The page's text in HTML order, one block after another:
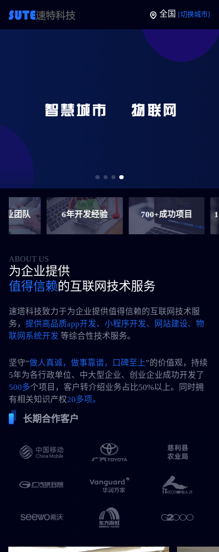
全国 [切换城市]
6年开发经验 700+成功项目 100+裂变
ABOUT US
为企业提供
值得信赖的互联网技术服务
速塔科技致力于为企业提供值得信赖的互联网技术服
务， 提供高品质app开发、小程序开发、网站建设、物
联网系统开发 等综合性技术服务。
坚守“做人真诚，做事靠谱，口碑至上”的价值观，持续
5年为各行政单位、中大型企业、创业企业成功开发了
500多个项目，客户转介绍业务占比50%以上。同时拥
有相关知识产权20多项。
长期合作客户